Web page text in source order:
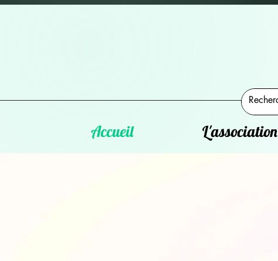
Accueil L'association